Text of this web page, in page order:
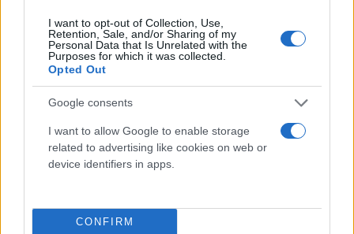
I want to opt-out of Collection, Use,
Retention, Sale, and/or Sharing of my
Personal Data that Is Unrelated with the
Purposes for which it was collected.
Opted Out
Google consents
I want to allow Google to enable storage
related to advertising like cookies on web or
device identifiers in apps.
CONFIRM